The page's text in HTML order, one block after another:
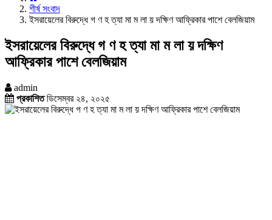
শীর্ষ সংবাদ
ইসরায়েলের বিরুদ্ধে গ ণ হ ত্যা মা ম লা য় দক্ষিণ আফ্রিকার পাশে বেলজিয়াম
ইসরায়েলের বিরুদ্ধে গ ণ হ ত্যা মা ম লা য় দক্ষিণ
আফ্রিকার পাশে বেলজিয়াম
admin
প্রকাশিতডিসেম্বর ২৪, ২০২৫